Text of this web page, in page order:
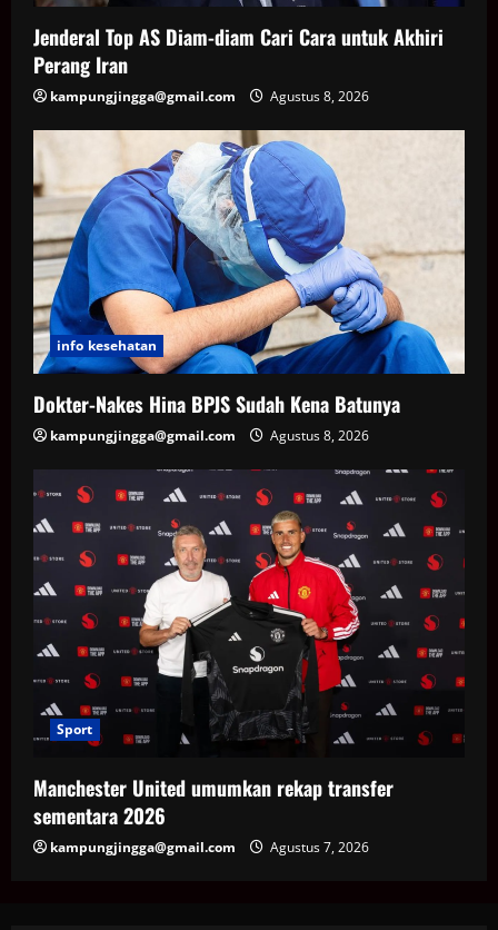
Jenderal Top AS Diam-diam Cari Cara untuk Akhiri
Perang Iran
kampungjingga@gmail.com Agustus 8, 2026
info kesehatan
Dokter-Nakes Hina BPJS Sudah Kena Batunya
kampungjingga@gmail.com Agustus 8, 2026
Sport
Manchester United umumkan rekap transfer
sementara 2026
kampungjingga@gmail.com Agustus 7, 2026